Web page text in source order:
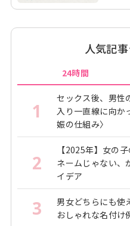
人気記
24時間
1
セックス後、男性
入り一直線に向
娠の仕組み〉
2
【2025年】女の
ネームじゃない、
イデア
3
男女どちらにも使
おしゃれな名付け